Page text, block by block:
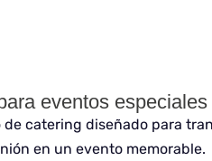
eventos especiales
de catering diseñado para
en un evento memorable.